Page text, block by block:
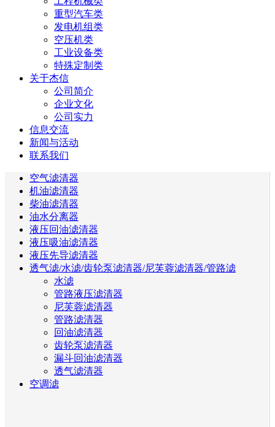
重型汽车类
发电机组类
空压机类
工业设备类
特殊定制类
关于杰信
公司简介
企业文化
公司实力
信息交流
新闻与活动
联系我们
空气滤清器
机油滤清器
柴油滤清器
油水分离器
液压回油滤清器
液压吸油滤清器
液压先导滤清器
透气滤/水滤/齿轮泵滤清器/尼芙蓉滤清器/管路滤
水滤
管路液压滤清器
尼芙蓉滤清器
管路滤清器
回油滤清器
齿轮泵滤清器
漏斗回油滤清器
透气滤清器
空调滤